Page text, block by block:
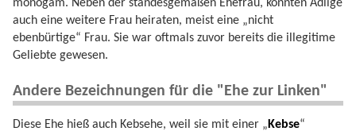
monogam. Neben der standesgemäßen Ehefrau, konnten Adlige
auch eine weitere Frau heiraten, meist eine „nicht
ebenbürtige“ Frau. Sie war oftmals zuvor bereits die illegitime
Geliebte gewesen.
Andere Bezeichnungen für die "Ehe zur Linken"
Diese Ehe hieß auch Kebsehe, weil sie mit einer „Kebse“